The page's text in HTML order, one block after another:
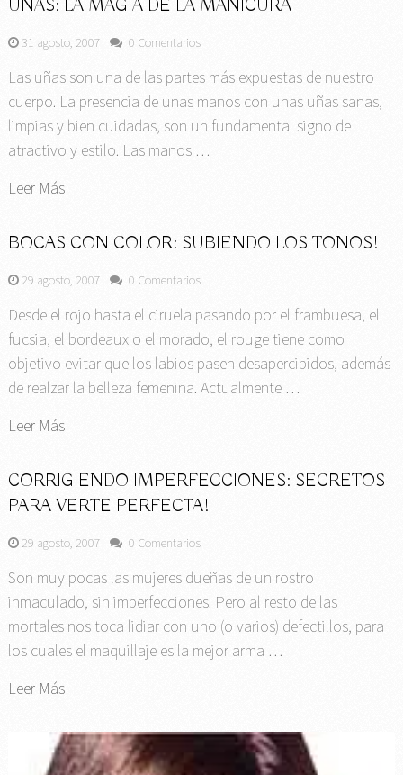
UÑAS: LA MAGIA DE LA MANICURA
31 agosto, 2007 0 Comentarios
Las uñas son una de las partes más expuestas de nuestro
cuerpo. La presencia de unas manos con unas uñas sanas,
limpias y bien cuidadas, son un fundamental signo de
atractivo y estilo. Las manos …
Leer Más
BOCAS CON COLOR: SUBIENDO LOS TONOS!
29 agosto, 2007 0 Comentarios
Desde el rojo hasta el ciruela pasando por el frambuesa, el
fucsia, el bordeaux o el morado, el rouge tiene como
objetivo evitar que los labios pasen desapercibidos, además
de realzar la belleza femenina. Actualmente …
Leer Más
CORRIGIENDO IMPERFECCIONES: SECRETOS
PARA VERTE PERFECTA!
29 agosto, 2007 0 Comentarios
Son muy pocas las mujeres dueñas de un rostro
inmaculado, sin imperfecciones. Pero al resto de las
mortales nos toca lidiar con uno (o varios) defectillos, para
los cuales el maquillaje es la mejor arma …
Leer Más